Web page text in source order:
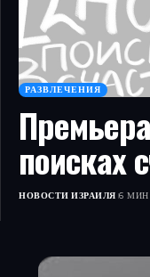
РАЗВЛЕЧЕНИЯ
поисках
НОВОСТИ ИЗРАИЛЯ 6